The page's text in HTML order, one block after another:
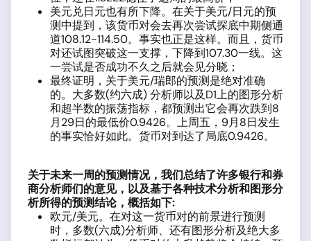
美元兑日元也有所下降。在关于美元/日元的预
测中提到，该货币对会去再次尝试探底中期侧通
道108.12-114.50。事实也正是这样。而且，货币
对还试图突破这一支撑，下降到107.30一线。这
一尝试是否成功不久之后就会见分晓；
最终证明，关于美元/瑞郎的预测是绝对准确
的。大多数(约六成) 分析师以及D1上的图形分析
和超半数的振荡指标，都预测出它会再次跌到8
月29日的最低价0.9426。上周五，9月8日发生
的事实恰好如此。货币对到达了局底0.9426。
关于未来一周的预测情况，我们总结了许多银行和券
商分析师们的意见，以及基于各种技术分析和图形分
析所得的预测结论，概括如下:
欧元/美元。在对这一货币对的前景进行预测
时，多数(六成)分析师、还有图形分析及绝大多